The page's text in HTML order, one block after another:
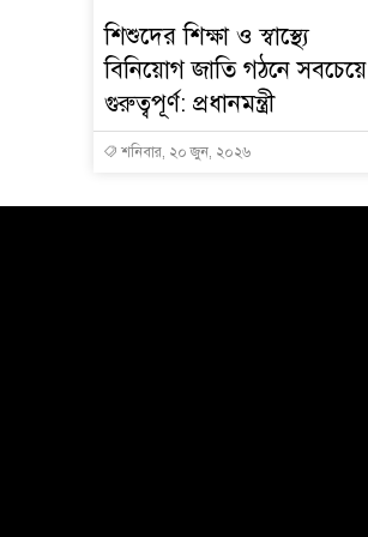
শিশুদের শিক্ষা ও স্বাস্থ্যে
বিনিয়োগ জাতি গঠনে সবচেয়ে
গুরুত্বপূর্ণ: প্রধানমন্ত্রী
শনিবার, ২০ জুন, ২০২৬